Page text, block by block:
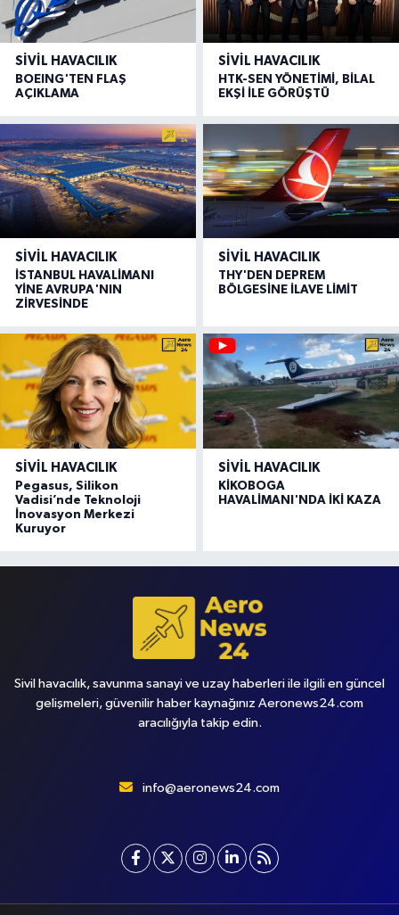
SIVIL HAVACILIK
BOEING'TEN FLAŞ
AÇIKLAMA
SIVIL HAVACILIK
HTK-SEN YÖNETİMİ, BİLAL
EKŞİ İLE GÖRÜŞTÜ
SIVIL HAVACILIK
İSTANBUL HAVALİMANI
YİNE AVRUPA'NIN
ZİRVESİNDE
SIVIL HAVACILIK
THY'DEN DEPREM
BÖLGESİNE İLAVE LİMİT
SIVIL HAVACILIK
Pegasus, Silikon
Vadisi’nde Teknoloji
İnovasyon Merkezi
Kuruyor
SIVIL HAVACILIK
KİKOBOGA
HAVALİMANI'NDA İKİ KAZA
Sivil havacılık, savunma sanayi ve uzay haberleri ile ilgili en güncel
gelişmeleri, güvenilir haber kaynağınız Aeronews24.com
aracılığıyla takip edin.
info@aeronews24.com